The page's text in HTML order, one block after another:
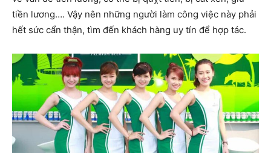
tiền lương…. Vậy nên những người làm công việc này phải
hết sức cẩn thận, tìm đến khách hàng uy tín để hợp tác.